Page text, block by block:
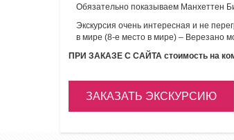
Обязательно показываем Манхеттен
Экскурсия очень интересная и не
в мире (8-е место в мире) – Верезано
ПРИ ЗАКАЗЕ С САЙТА стоимость на
ЗАКАЗАТЬ ЭКСКУРСИЮ